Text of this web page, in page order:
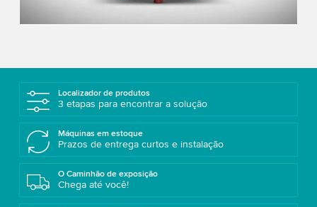
Accept More information
Localizador de produtos
3 etapas para encontrar a solução
Máquinas em estoque
Prazos de entrega curtos e instalação
O Caminhão de exposição
Chega até você!